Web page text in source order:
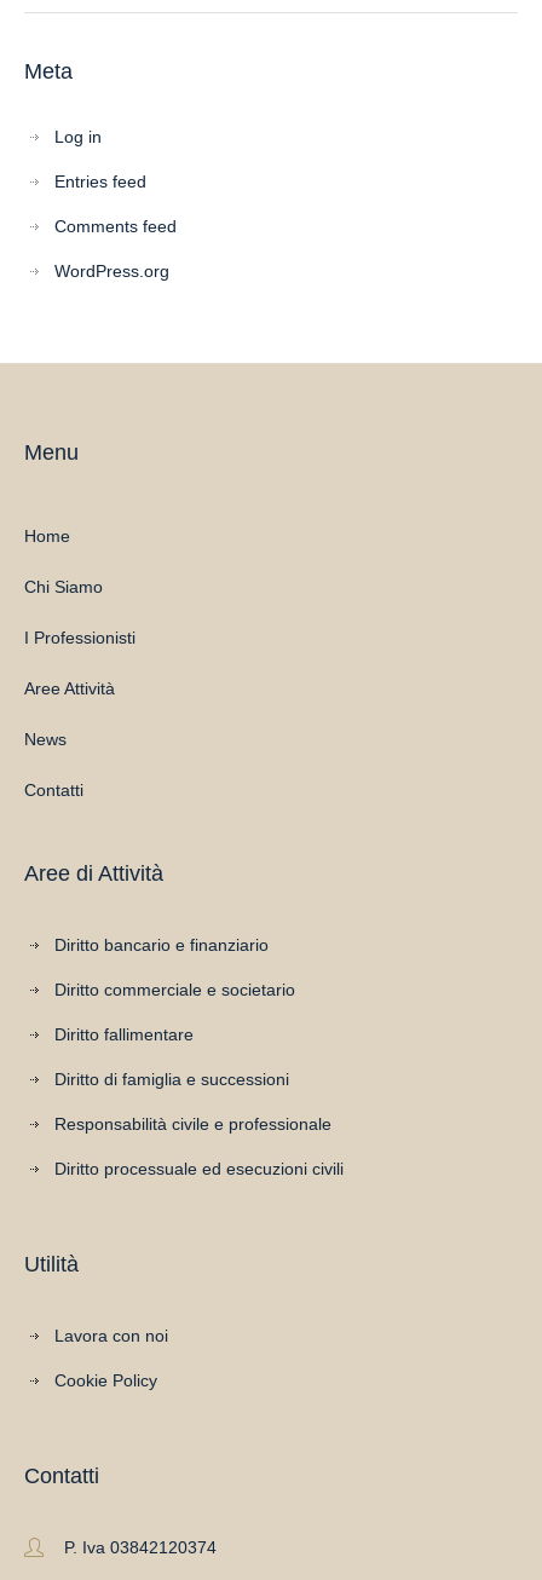
Meta
Log in
Entries feed
Comments feed
WordPress.org
Menu
Home
Chi Siamo
I Professionisti
Aree Attività
News
Contatti
Aree di Attività
Diritto bancario e finanziario
Diritto commerciale e societario
Diritto fallimentare
Diritto di famiglia e successioni
Responsabilità civile e professionale
Diritto processuale ed esecuzioni civili
Utilità
Lavora con noi
Cookie Policy
Contatti
P. Iva 03842120374